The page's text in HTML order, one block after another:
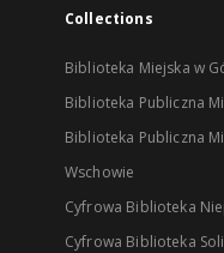
Collections
Biblioteka Miejska w
Biblioteka Publiczna
Biblioteka Publiczna
Wschowie
Cyfrowa Biblioteka
Cyfrowa Biblioteka